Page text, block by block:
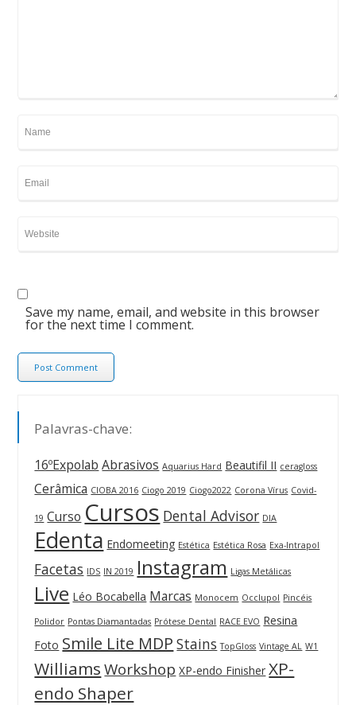
Save my name, email, and website in this browser
for the next time I comment.
Palavras-chave:
16ºExpolab Abrasivos Aquarius Hard Beautifil II ceragloss
Cerâmica CIOBA 2016 Ciogo 2019 Ciogo2022 Corona Vírus Covid-
19 Curso Cursos Dental Advisor DIA
Edenta Endomeeting Estética Estética Rosa Exa-Intrapol
Facetas IDS IN 2019 Instagram Ligas Metálicas
Live Léo Bocabella Marcas Monocem Occlupol Pincéis
Polidor Pontas Diamantadas Prótese Dental RACE EVO Resina
Foto Smile Lite MDP Stains TopGloss Vintage AL W1
Williams Workshop XP-endo Finisher XP-
endo Shaper